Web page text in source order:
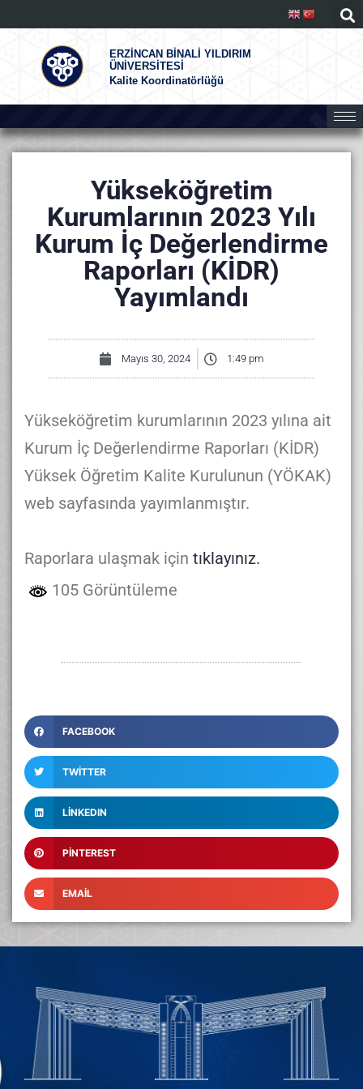
ERZİNCAN BİNALİ YILDIRIM
ÜNİVERSİTESİ
Kalite Koordinatörlüğü
Yükseköğretim
Kurumlarının 2023 Yılı
Kurum İç Değerlendirme
Raporları (KİDR)
Yayımlandı
Mayıs 30, 2024 1:49 pm
Yükseköğretim kurumlarının 2023 yılına ait
Kurum İç Değerlendirme Raporları (KİDR)
Yüksek Öğretim Kalite Kurulunun (YÖKAK)
web sayfasında yayımlanmıştır.
Raporlara ulaşmak için tıklayınız.
105 Görüntüleme
FACEBOOK
TWITTER
LINKEDIN
PINTEREST
EMAIL